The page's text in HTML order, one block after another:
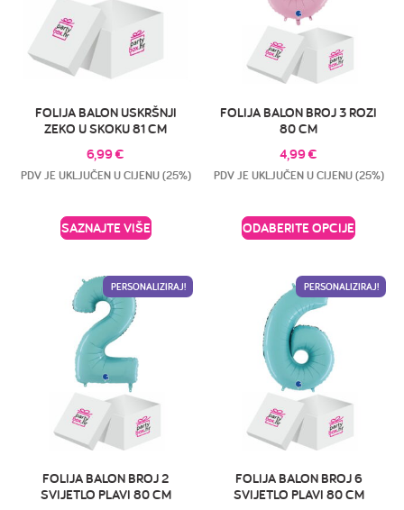
FOLIJA BALON USKRŠNJI
ZEKO U SKOKU 81 CM
6,99€
PDV JE UKLJUČEN U CIJENU (25%)
SAZNAJTE VIŠE
FOLIJA BALON BROJ 3 ROZI
80 CM
4,99€
PDV JE UKLJUČEN U CIJENU (25%)
ODABERITE OPCIJE
PERSONALIZIRAJ!
FOLIJA BALON BROJ 2
SVIJETLO PLAVI 80 CM
PERSONALIZIRAJ!
FOLIJA BALON BROJ 6
SVIJETLO PLAVI 80 CM